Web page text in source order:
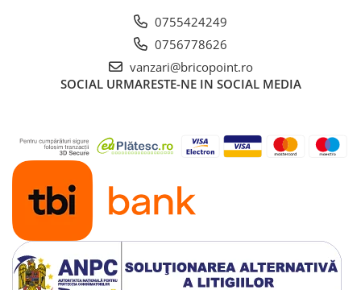
0755424249
0756778626
vanzari@bricopoint.ro
SOCIAL URMARESTE-NE IN SOCIAL MEDIA